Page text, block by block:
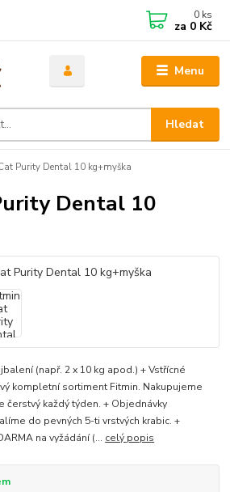
Menu
Hledat
0 ks
za 0 Kč
Purity Dental 10 kg+myška
Dental 10
(např. 2 x 10 kg apod.) + Vstřícné
kompletní sortiment Fitmin. Nakupujeme
čerstvý každý týden. + Objednávky
do pevných 5-ti vrstvých krabic. +
na vyžádání (... celý popis